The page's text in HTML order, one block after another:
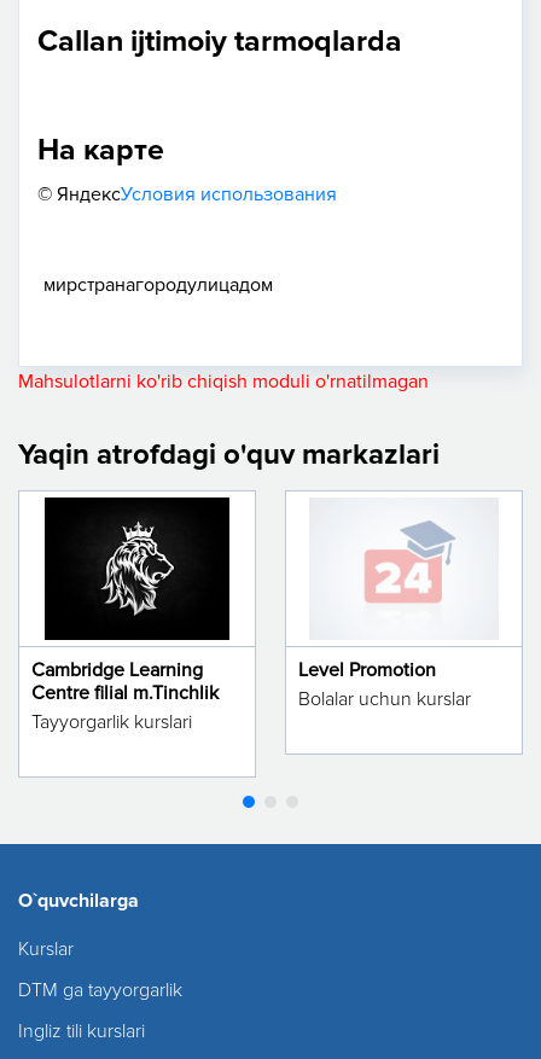
Callan ijtimoiy tarmoqlarda
На карте
© ЯндексУсловия использования
мирстранагородулицадом
Mahsulotlarni ko'rib chiqish moduli o'rnatilmagan
Yaqin atrofdagi o'quv markazlari
Cambridge Learning
Centre filial m.Tinchlik
Tayyorgarlik kurslari
Level Promotion
Bolalar uchun kurslar
O`quvchilarga
Kurslar
DTM ga tayyorgarlik
Ingliz tili kurslari